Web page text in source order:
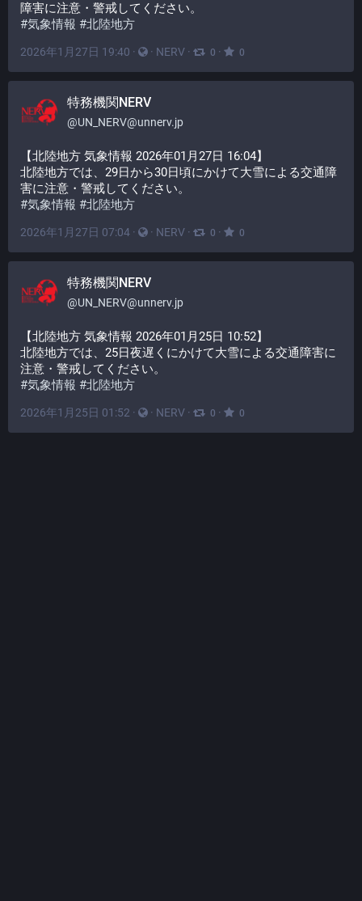
障害に注意・警戒してください。
#気象情報 #北陸地方
2026年1月27日 19:40 · · NERV · 0 · 0
特務機関NERV
@UN_NERV@unnerv.jp
【北陸地方 気象情報 2026年01月27日 16:04】
北陸地方では、29日から30日頃にかけて大雪による交通障
害に注意・警戒してください。
#気象情報 #北陸地方
2026年1月27日 07:04 · · NERV · 0 · 0
特務機関NERV
@UN_NERV@unnerv.jp
【北陸地方 気象情報 2026年01月25日 10:52】
北陸地方では、25日夜遅くにかけて大雪による交通障害に
注意・警戒してください。
#気象情報 #北陸地方
2026年1月25日 01:52 · · NERV · 0 · 0